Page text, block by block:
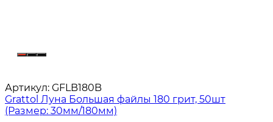
Артикул: GFLB180B
Grattol Луна Большая файлы 180 грит, 50шт
(Размер: 30мм/180мм)